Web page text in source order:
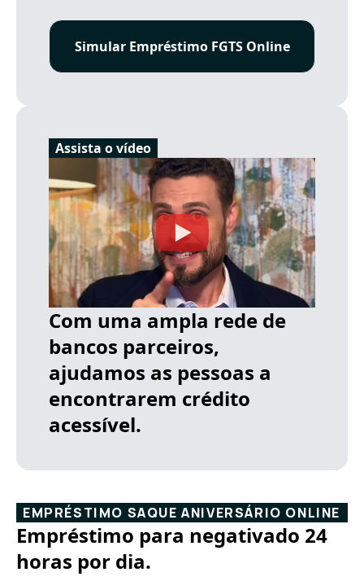
Simular Empréstimo FGTS Online
Assista o vídeo
Com uma ampla rede de
bancos parceiros,
ajudamos as pessoas a
encontrarem crédito
acessível.
EMPRÉSTIMO SAQUE ANIVERSÁRIO ONLINE
Empréstimo para negativado 24
horas por dia.